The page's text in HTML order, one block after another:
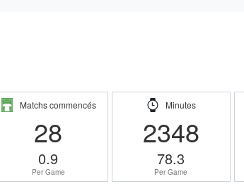
Matchs commencés
28
0.9
Per Game
Minutes
2348
78.3
Per Game